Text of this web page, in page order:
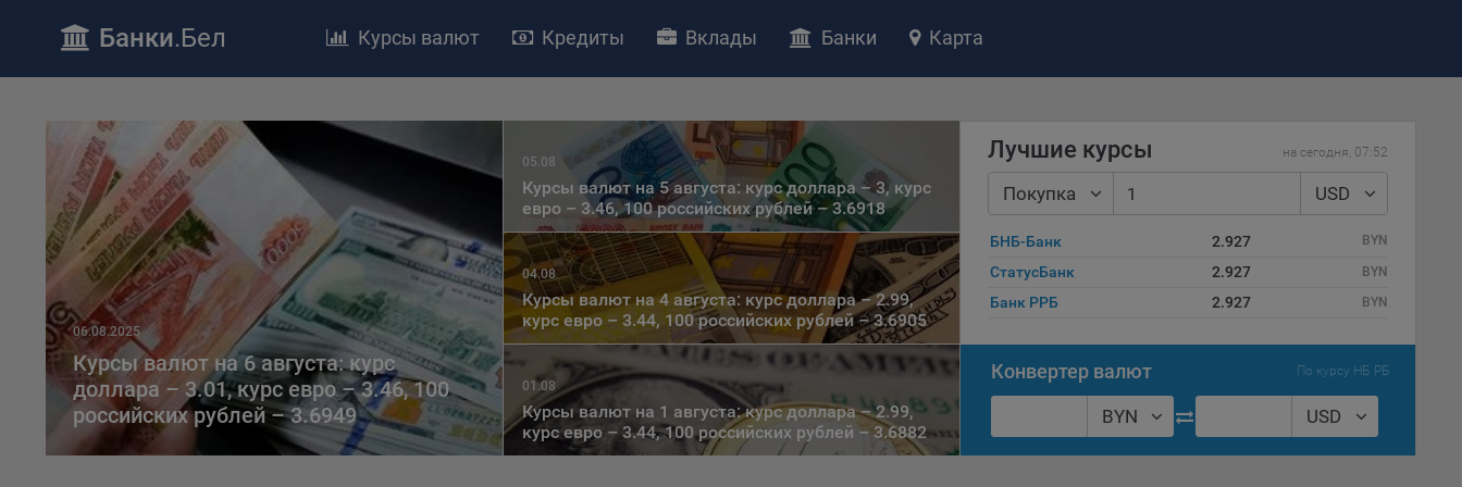
ПОЛОЖЕНИЕ «О политике обработки файлов cookie»
Общество с ограниченной ответственностью «Майфин» (далее – «Общество»)
уделяет особое внимание защите персональных данных при их обработке и
ответственно подходит к соблюдению прав субъектов персональных данных.
Утверждение положения о политике обработки файлов cookie (далее –
«Политика») является одной из принимаемых Обществом мер по защите
персональных данных, предусмотренных статьей 17 Закона Республики
Беларусь от 7 мая 2021 г. № 99-З «О защите персональных данных» (далее –
«Закон»).
Политика разъясняет субъектам персональных данных, которые
осуществляют использование веб-сайта Общества с доменным именем
«bankibel.by», для каких целей и каким образом Общество обрабатывает
файлы cookie, а также каким образом пользователи могут контролировать
Банки.Бел Курсы валют Кредиты Вклады Банки Карта
06.08.2025
Курсы валют на 6 августа: курс
доллара – 3.01, курс евро – 3.46, 100
российских рублей – 3.6949
05.08
Курсы валют на 5 августа: курс доллара – 3, курс
евро – 3.46, 100 российских рублей – 3.6918
04.08
Курсы валют на 4 августа: курс доллара – 2.99,
курс евро – 3.44, 100 российских рублей – 3.6905
01.08
Курсы валют на 1 августа: курс доллара – 2.99,
курс евро – 3.44, 100 российских рублей – 3.6882
Лучшие курсы на сегодня, 07:52
Покупка USD
БНБ-Банк 2.927 BYN
СтатусБанк 2.927 BYN
Банк РРБ 2.927 BYN
Конвертер валют По курсу НБ РБ
BYN USD